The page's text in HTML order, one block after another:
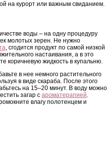
на курорт или важным свиданием.
воды – на одну процедуру
молотых зерен. Не нужно
, сгодится продукт по самой низкой
настаивания, а в это
коричневую жидкость в купальню.
в нее немного растительного
в виде скараба. После этого
на 15–20 минут. В воду можно
загар с ароматерапией.
влагу полотенцем и